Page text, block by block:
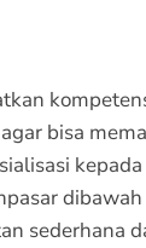
bisa
sederhana